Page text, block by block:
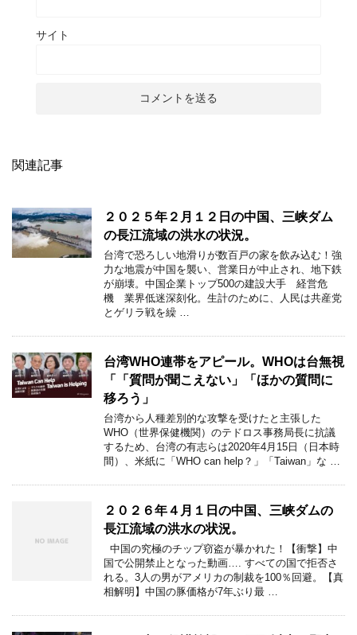
サイト
関連記事
２０２５年２月１２日の中国、三峡ダム
の長江流域の洪水の状況。
台湾で恐ろしい地滑りが数百戸の家を飲み込む！強
力な地震が中国を襲い、営業日が中止され、地下鉄
が崩壊。中国企業トップ500の建設大手 経営危
機 業界低迷深刻化。生計のために、人民は共産党
とゲリラ戦を繰 …
台湾WHO連帯をアピール。WHOは台無視
「「質問が聞こえない」「ほかの質問に
移ろう」
台湾から人種差別的な攻撃を受けたと主張した
WHO（世界保健機関）のテドロス事務局長に抗議
するため、台湾の有志らは2020年4月15日（日本時
間）、米紙に「WHO can help？」「Taiwan」な …
２０２６年４月１日の中国、三峡ダムの
長江流域の洪水の状況。
中国の究極のチップ窃盗が暴かれた！【衝撃】中
国で公開禁止となった動画…. すべての国で拒否さ
れる。3人の男がアメリカの制裁を100％回避。【真
相解明】中国の豚価格が7年ぶり最 …